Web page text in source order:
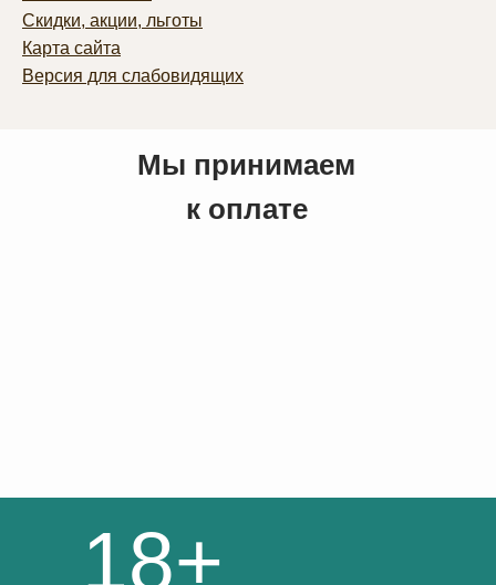
Скидки, акции, льготы
Карта сайта
Версия для слабовидящих
Мы принимаем
к оплате
18+